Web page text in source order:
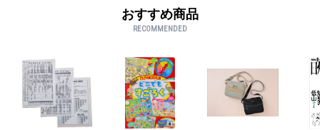
おすすめ商品
RECOMMENDED